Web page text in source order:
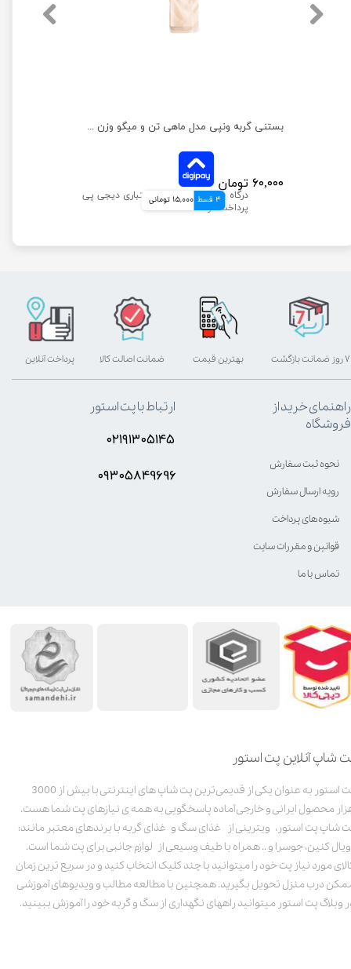
بستنی گربه ونپی مدل ماهی تن و میگو وزن 14 گرم
۶۰,۰۰۰ تومان
4 قسط 15,000 تومانی
شاپ آنلاین پت استور
پت استور به عنوان یکی از قدیمی‌ترین پت شاپ های اینترنتی با بیش از 3000
محصول ایرانی و خارجی آماده پاسخگویی به همه ی نیازهای پت شما هست.
شاپ پت استور، ویترینی از غذای سگ و غذای گربه با برندهای معتبر مانند:
کنین، جوسرا و .. همراه با طیف وسیعی از لوازم جانبی برای پت شما است.
مورد نیاز پت خود را میتوانید با چند کلیک انتخاب کنید و در سریع ترین زمان
درب منزل تحویل بگیرید. همچنین با مطالعه مطالب و ویدیوهای آموزشی
وبلاگ پت استور میتوانید راههای نگهداری از سگ و گربه خود را آموزش ببینید.
بهترین قیمت پرداخت آنلاین ۷ روز ضمانت بازگشت ضمانت اصالت کالا
راهنمای خرید از
فروشگاه
نحوه ثبت سفارش
رویه ارسال سفارش
شیوه‌های پرداخت
قوانین و مقررات سایت
تماس با ما
ارتباط با پت استور
۰۲۱۹۱۳۰۵۱۴۵
۰۹۳۰۵8۴9696